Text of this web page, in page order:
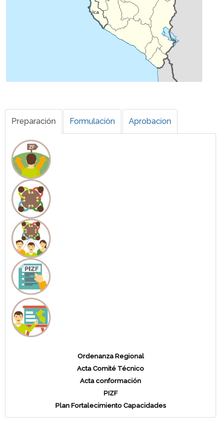
Ica
Preparación Formulación Aprobacion
Ordenanza Regional
Acta Comité Técnico
Acta conformación
PIZF
Plan Fortalecimiento Capacidades